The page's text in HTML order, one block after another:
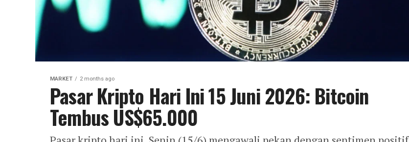
MARKET 2 months ago
Pasar Kripto Hari Ini 15 Juni 2026: Bitcoin
Tembus US$65.000